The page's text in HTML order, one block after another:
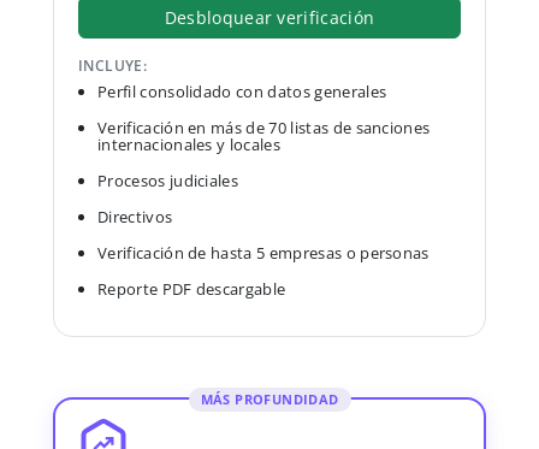
Desbloquear verificación
INCLUYE:
Perfil consolidado con datos generales
Verificación en más de 70 listas de sanciones
internacionales y locales
Procesos judiciales
Directivos
Verificación de hasta 5 empresas o personas
Reporte PDF descargable
MÁS PROFUNDIDAD